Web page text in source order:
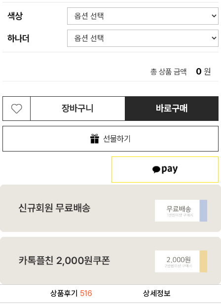
색상
하나더
총 상품 금액 0 원
장바구니 바로구매
선물하기
상품후기 516 상세정보